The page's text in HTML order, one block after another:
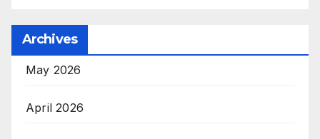
Archives
May 2026
April 2026